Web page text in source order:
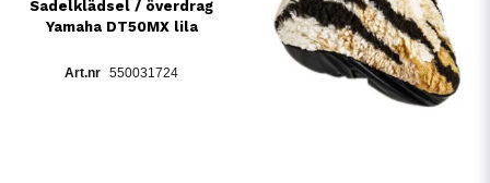
Sadelklädsel / överdrag
Yamaha DT50MX lila
550031724